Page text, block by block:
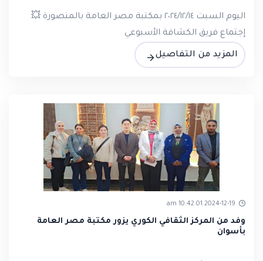
اليوم السبت ٢٠٢٤/١٢/١٤ بمكتبة مصر العامة بالمنصورة 💥
إجتماع فريق الكشافة الأسبوعي
المزيد من التفاصيل
2024-12-19 10:42:01 am
وفد من المركز الثقافي الكوري يزور مكتبة مصر العامة
بأسوان